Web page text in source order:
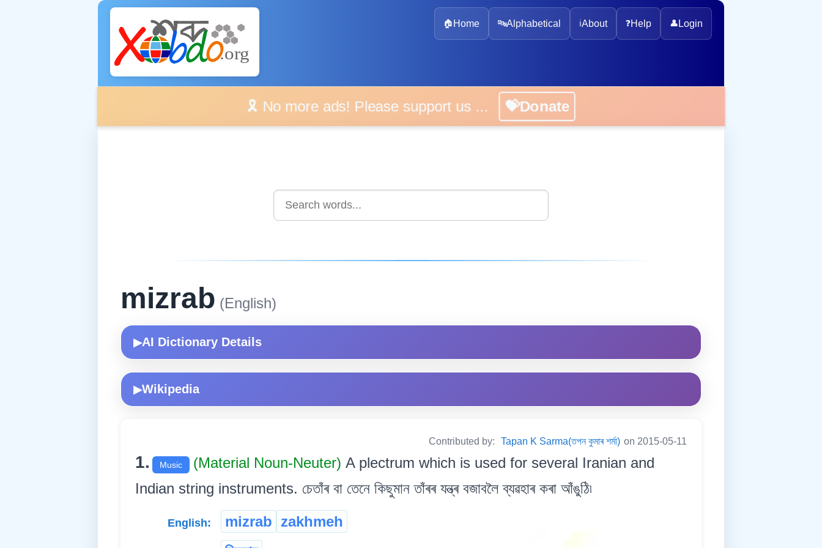
🏠 Home 🔤Alphabetical ℹ️About ❓Help 👤 Login
🎗️ No more ads! Please support us ... 💝Donate
mizrab (English)
▶AI Dictionary Details
▶Wikipedia
Contributed by: Tapan K Sarma(তপন কুমাৰ শৰ্মা) on 2015-05-11
1. Music (Material Noun-Neuter) A plectrum which is used for several Iranian and
Indian string instruments. চেতাঁৰ বা তেনে কিছুমান তাঁৰৰ যন্ত্ৰ বজাবলৈ ব্যৱহাৰ কৰা আঁঙুঠি৷
English: mizrab zakhmeh